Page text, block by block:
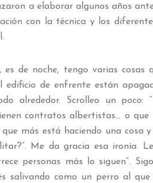
a elaborar algunos años
con la técnica y los
es de noche, tengo varias cosas
edificio de enfrente están
alrededor. Scrolleo un
contratos albertistas… o que
que más está haciendo una cosa
Me da gracia esa ironía.
personas más lo siguen”.
salivando como un perro al